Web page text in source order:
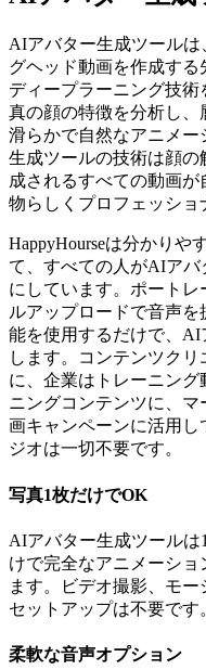
AIアバター生成ツール
グヘッド動画を作成す
ディープラーニング技
真の顔の特徴を分析し
滑らかで自然なアニメ
生成ツールの技術は顔
成されるすべての動画
物らしくプロフェッショ
HappyHourseは分かりや
て、すべての人がAIアバ
にしています。ポート
ルアップロードで音声
能を使用するだけで、
します。コンテンツクリ
に、企業はトレーニン
ニングコンテンツに、
画キャンペーンに活用し
ジオは一切不要です。
写真1枚だけでOK
AIアバター生成ツール
けで完全なアニメーショ
ます。ビデオ撮影、モ
セットアップは不要です
柔軟な音声オプション